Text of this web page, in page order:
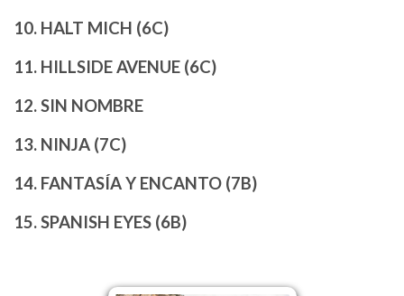
10. HALT MICH (6C)
11. HILLSIDE AVENUE (6C)
12. SIN NOMBRE
13. NINJA (7C)
14. FANTASÍA Y ENCANTO (7B)
15. SPANISH EYES (6B)